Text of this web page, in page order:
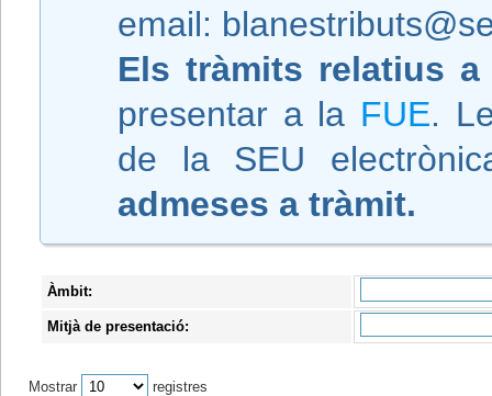
email:
Els tràmits relatius
presentar a la FUE.
de la SEU
admeses a tràmit.
Àmbit:
Mitjà de presentació:
Mostrar registres